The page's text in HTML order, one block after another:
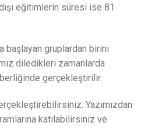
eğitimlerin süresi ise 81
başlayan gruplardan birini
diledikleri zamanlarda
gerçekleştirilir.
Yazımızdan
katılabilirsiniz ve